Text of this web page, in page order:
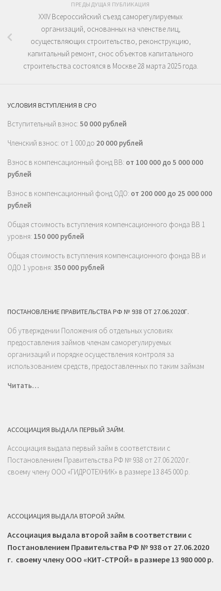
ПРЕДЫДУЩАЯ ПУБЛИКАЦИЯ
XXIV Всероссийский съезд саморегулируемых
организаций, основанных на членстве лиц,
осуществляющих строительство, реконструкцию,
капитальный ремонт, снос объектов капитального
строительства состоялся в Москве 28 марта 2025 года.
УСЛОВИЯ ВСТУПЛЕНИЯ В СРО
Вступительный взнос: 50 000 рублей
Членский взнос: от 1 000 до 20 000 рублей
Взнос в компенсационный фонд ВВ: от 100 000 до 5 000 000
рублей
Взнос в компенсационный фонд ОДО: от 200 000 до 25 000 000
рублей
Общая стоимость вступления компенсационного фонда ВВ 1
уровня: 150 000 рублей
Общая стоимость вступления компенсационного фонда ВВ и
ОДО 1 уровня: 350 000 рублей
ПОСТАНОВЛЕНИЕ ПРАВИТЕЛЬСТВА РФ № 938 ОТ 27.06.2020Г.
Об утверждении Положения об отдельных условиях
предоставления займов членам саморегулируемых
организаций и порядке осуществления контроля за
использованием средств, предоставленных по таким займам
Читать…
АССОЦИАЦИЯ ВЫДАЛА ПЕРВЫЙ ЗАЙМ.
Ассоциация выдала первый займ в соответствии с
Постановлением Правительства РФ № 938 от 27.06.2020 г.
своему члену ООО «ГИДРОТЕХНИК» в размере 13 845 000 р.
АССОЦИАЦИЯ ВЫДАЛА ВТОРОЙ ЗАЙМ.
Ассоциация выдала второй займ в соответствии с
Постановлением Правительства РФ № 938 от 27.06.2020
г. своему члену ООО «КИТ-СТРОЙ» в размере 13 980 000 р.